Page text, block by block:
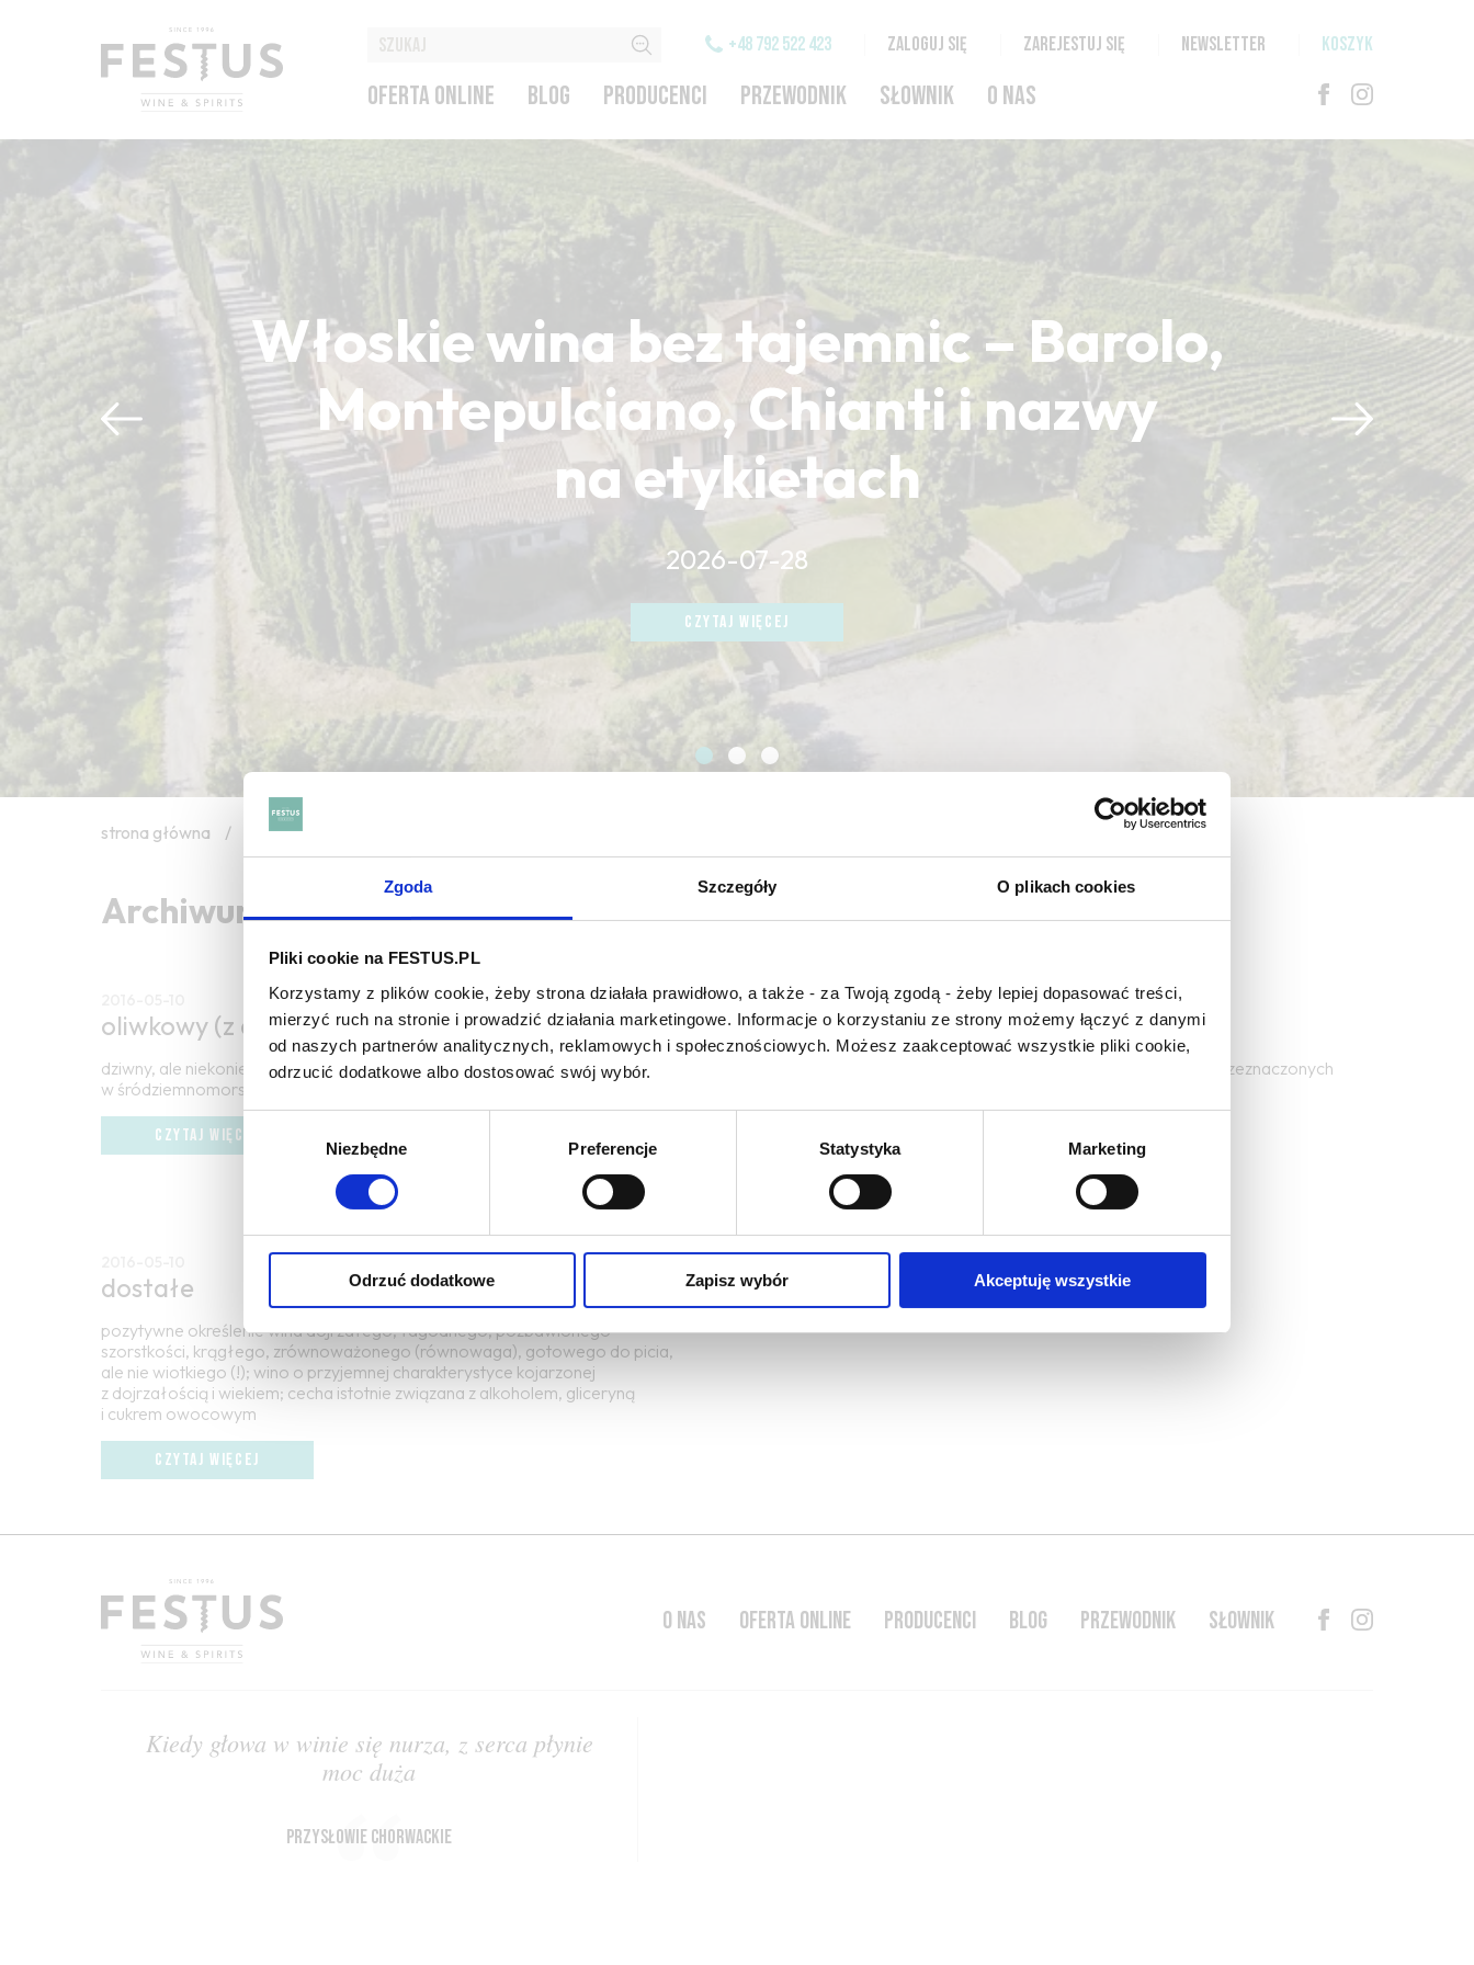
Zgoda Szczegóły O plikach cookies
Pliki cookie na FESTUS.PL
Korzystamy z plików cookie, żeby strona działała prawidłowo, a także - za Twoją zgodą - żeby lepiej dopasować treści,
mierzyć ruch na stronie i prowadzić działania marketingowe. Informacje o korzystaniu ze strony możemy łączyć z danymi
od naszych partnerów analitycznych, reklamowych i społecznościowych. Możesz zaakceptować wszystkie pliki cookie,
odrzucić dodatkowe albo dostosować swój wybór.
Wybór
Niezbędne Preferencje Statystyka Marketing
Odrzuć dodatkowe Zapisz wybór Akceptuję wszystkie
+48 792 522 423 ZALOGUJ SIĘ ZAREJESTUJ SIĘ NEWSLETTER KOSZYK
OFERTA ONLINE BLOG PRODUCENCI PRZEWODNIK SŁOWNIK O NAS
Włoskie wina bez tajemnic – Barolo,
Montepulciano, Chianti i nazwy
na etykietach
2026-07-28
CZYTAJ WIĘCEJ
CZYTAJ WIĘCEJ
CZYTAJ WIĘCEJ
strona główna / ripe
Archiwum wpisów tagu: ripe
oliwkowy (z dojrzałych, czarnych oliwek)
dziwny, ale niekoniecznie nieprzyjemny zapach i smak niekiedy pojawiający się
w śródziemnomorskich sauvignon blanc i białych bordeaux
CZYTAJ WIĘCEJ
maduro
2016-05-10
(port.) dojrzałe; wino starzone, w przeciwieństwie do win przeznaczonych
dostałe
pozytywne określenie wina dojrzałego, łagodnego, pozbawionego
szorstkości, krągłego, zrównoważonego (równowaga), gotowego do picia,
ale nie wiotkiego (!); wino o przyjemnej charakterystyce kojarzonej
z dojrzałością i wiekiem; cecha istotnie związana z alkoholem, gliceryną
i cukrem owocowym
CZYTAJ WIĘCEJ
O NAS OFERTA ONLINE PRODUCENCI BLOG PRZEWODNIK SŁOWNIK
Kiedy głowa w winie się nurza, z serca płynie
moc duża
przysłowie chorwackie